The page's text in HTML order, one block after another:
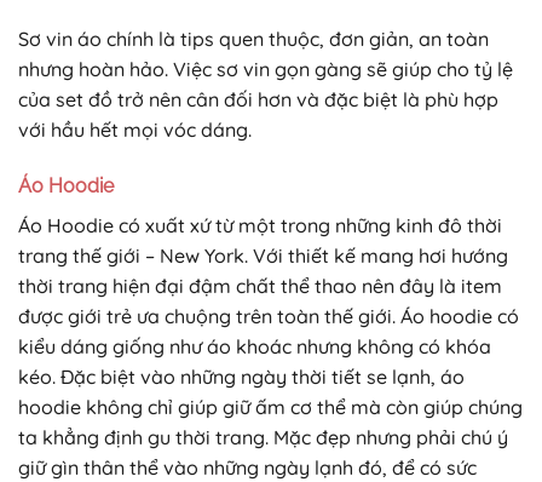
Sơ vin áo chính là tips quen thuộc, đơn giản, an toàn
nhưng hoàn hảo. Việc sơ vin gọn gàng sẽ giúp cho tỷ lệ
của set đồ trở nên cân đối hơn và đặc biệt là phù hợp
với hầu hết mọi vóc dáng.
Áo Hoodie
Áo Hoodie có xuất xứ từ một trong những kinh đô thời
trang thế giới – New York. Với thiết kế mang hơi hướng
thời trang hiện đại đậm chất thể thao nên đây là item
được giới trẻ ưa chuộng trên toàn thế giới. Áo hoodie có
kiểu dáng giống như áo khoác nhưng không có khóa
kéo. Đặc biệt vào những ngày thời tiết se lạnh, áo
hoodie không chỉ giúp giữ ấm cơ thể mà còn giúp chúng
ta khẳng định gu thời trang. Mặc đẹp nhưng phải chú ý
giữ gìn thân thể vào những ngày lạnh đó, để có sức